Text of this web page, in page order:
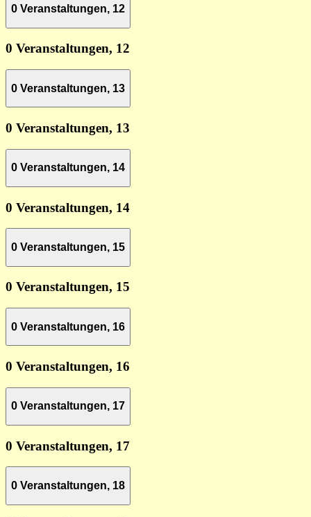
0 Veranstaltungen, 12
0 Veranstaltungen, 12
0 Veranstaltungen, 13
0 Veranstaltungen, 13
0 Veranstaltungen, 14
0 Veranstaltungen, 14
0 Veranstaltungen, 15
0 Veranstaltungen, 15
0 Veranstaltungen, 16
0 Veranstaltungen, 16
0 Veranstaltungen, 17
0 Veranstaltungen, 17
0 Veranstaltungen, 18